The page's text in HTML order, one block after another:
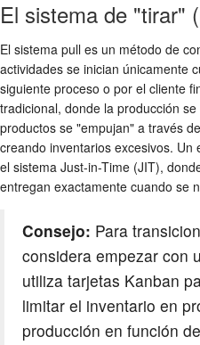
El sistema de "tirar"
El sistema pull es un método de
actividades se inician únicamente
siguiente proceso o por el cliente
tradicional, donde la producción
productos se "empujan" a través
creando inventarios excesivos.
el sistema Just-in-Time (JIT),
entregan exactamente cuando se
Consejo: Para
considera empezar con
utiliza tarjetas Kanban
limitar el inventario en
producción en función